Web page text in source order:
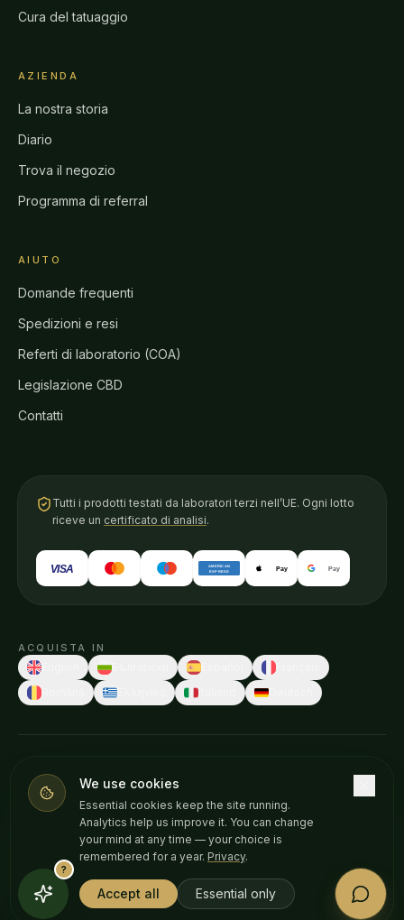
Cura del tatuaggio
AZIENDA
La nostra storia
Diario
Trova il negozio
Programma di referral
AIUTO
Domande frequenti
Spedizioni e resi
Referti di laboratorio (COA)
Legislazione CBD
Contatti
Tutti i prodotti testati da laboratori terzi nell’UE. Ogni lotto
riceve un certificato di analisi.
VISA AMERICAN
EXPRESS Pay Pay
ACQUISTA IN
© 2026 Weedness CBD · Fatto in Europa con cura.
Queste dichiarazioni non sono state valutate da alcuna autorità
sanitaria. I nostri prodotti non sono destinati a diagnosticare, trattare,
curare o prevenire alcuna malattia. Consulta il tuo medico prima di
iniziare un nuovo integratore. Solo +18.
Privacy policyCookieAvviso legale
We use cookies
Essential cookies keep the site running.
Analytics help us improve it. You can change
your mind at any time — your choice is
remembered for a year. Privacy.
Accept all Essential only
?